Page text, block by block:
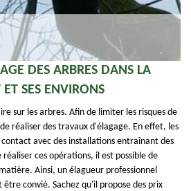
DES ARBRES DANS LA
SES ENVIRONS
sur les arbres. Afin de limiter les risques de
réaliser des travaux d'élagage. En effet, les
avec des installations entraînant des
ces opérations, il est possible de
Ainsi, un élagueur professionnel
être convié. Sachez qu'il propose des prix